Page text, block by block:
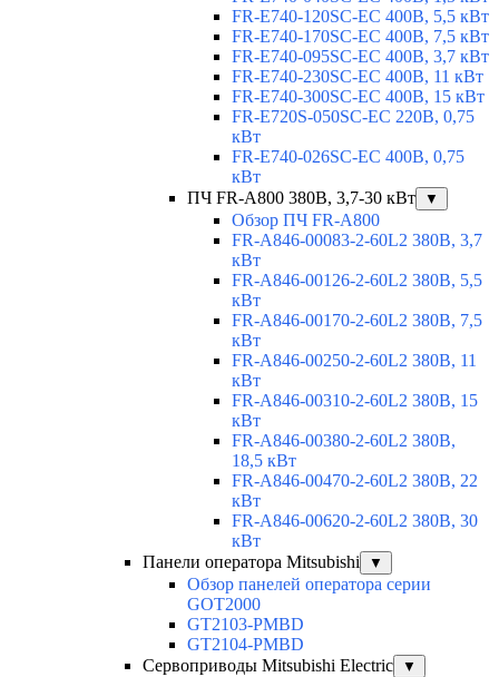
FR-E740-120SC-EC 400В, 5,5 кВт
FR-E740-170SC-EC 400В, 7,5 кВт
FR-E740-095SC-EC 400В, 3,7 кВт
FR-E740-230SC-EC 400В, 11 кВт
FR-E740-300SC-EC 400В, 15 кВт
FR-E720S-050SC-EC 220В, 0,75
кВт
FR-E740-026SC-EC 400В, 0,75
кВт
ПЧ FR-A800 380В, 3,7-30 кВт
▼
Обзор ПЧ FR-A800
FR-A846-00083-2-60L2 380В, 3,7
кВт
FR-A846-00126-2-60L2 380В, 5,5
кВт
FR-A846-00170-2-60L2 380В, 7,5
кВт
FR-A846-00250-2-60L2 380В, 11
кВт
FR-A846-00310-2-60L2 380В, 15
кВт
FR-A846-00380-2-60L2 380В,
18,5 кВт
FR-A846-00470-2-60L2 380В, 22
кВт
FR-A846-00620-2-60L2 380В, 30
кВт
Панели оператора Mitsubishi
▼
Обзор панелей оператора серии
GOT2000
GT2103-PMBD
GT2104-PMBD
Сервоприводы Mitsubishi Electric
▼